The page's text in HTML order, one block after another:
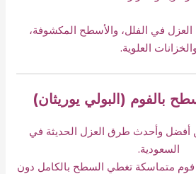
في الفلل، والأسطح المكشوفة،
والخزانات العلوية.
أفضل وأحدث طرق العزل الحديثة في
السعودية.
متماسكة تغطي السطح بالكامل دون